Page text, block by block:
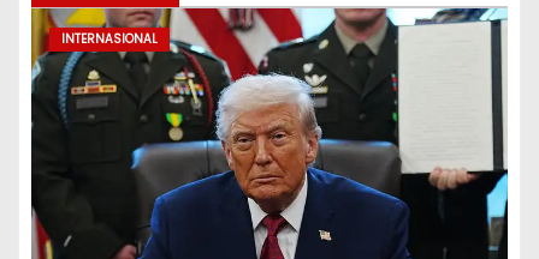
INTERNASIONAL